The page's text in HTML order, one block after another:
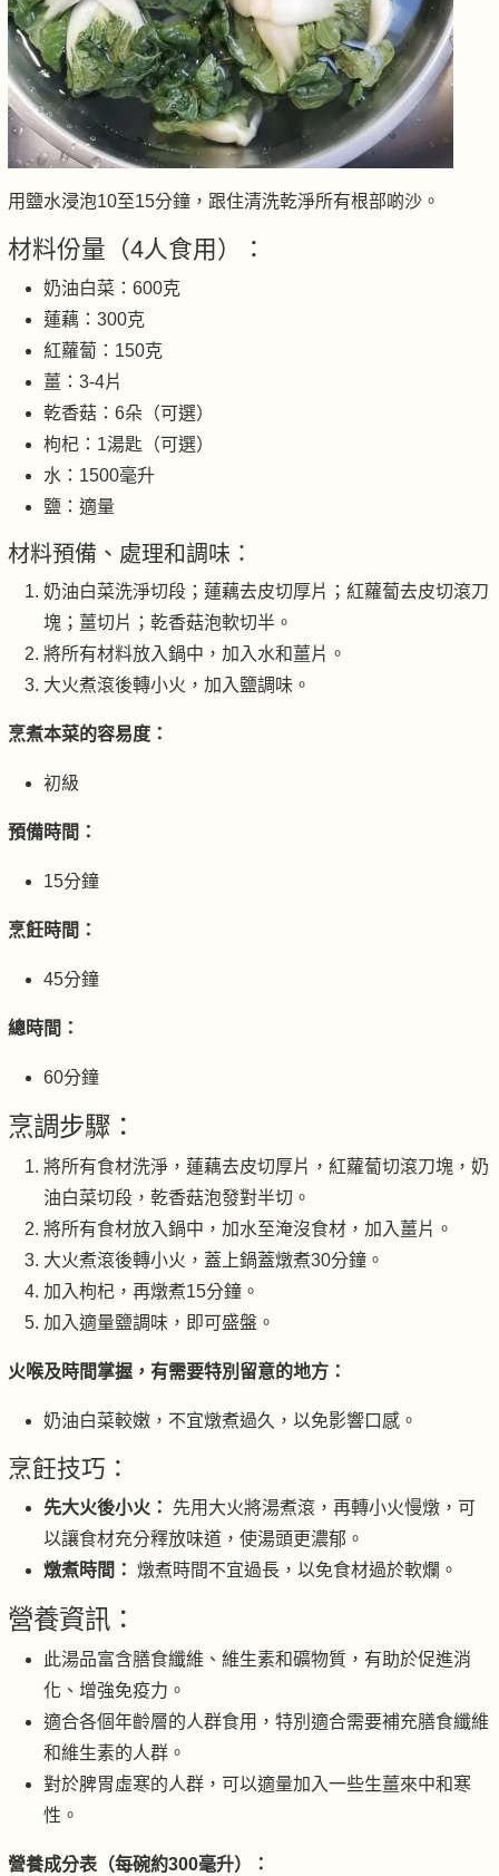
用鹽水浸泡10至15分鐘，跟住清洗乾淨所有根部啲沙。
材料份量（4人食用）：
奶油白菜：600克
蓮藕：300克
紅蘿蔔：150克
薑：3-4片
乾香菇：6朵（可選）
枸杞：1湯匙（可選）
水：1500毫升
鹽：適量
材料預備、處理和調味：
奶油白菜洗淨切段；蓮藕去皮切厚片；紅蘿蔔去皮切滾刀
塊；薑切片；乾香菇泡軟切半。
將所有材料放入鍋中，加入水和薑片。
大火煮滾後轉小火，加入鹽調味。
烹煮本菜的容易度：
初級
預備時間：
15分鐘
烹飪時間：
45分鐘
總時間：
60分鐘
烹調步驟：
將所有食材洗淨，蓮藕去皮切厚片，紅蘿蔔切滾刀塊，奶
油白菜切段，乾香菇泡發對半切。
將所有食材放入鍋中，加水至淹沒食材，加入薑片。
大火煮滾後轉小火，蓋上鍋蓋燉煮30分鐘。
加入枸杞，再燉煮15分鐘。
加入適量鹽調味，即可盛盤。
火喉及時間掌握，有需要特別留意的地方：
奶油白菜較嫩，不宜燉煮過久，以免影響口感。
烹飪技巧：
先大火後小火：
先用大火將湯煮滾，再轉小火慢燉，可
以讓食材充分釋放味道，使湯頭更濃郁。
燉煮時間： 燉煮時間不宜過長，以免食材過於軟爛。
營養資訊：
此湯品富含膳食纖維、維生素和礦物質，有助於促進消
化、增強免疫力。
適合各個年齡層的人群食用，特別適合需要補充膳食纖維
和維生素的人群。
對於脾胃虛寒的人群，可以適量加入一些生薑來中和寒
性。
營養成分表（每碗約300毫升）：